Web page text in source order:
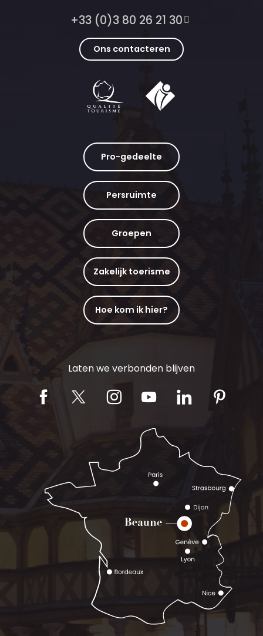
+33 (0)3 80 26 21 30
Ons contacteren
Pro-gedeelte
Persruimte
Groepen
Zakelijk toerisme
Hoe kom ik hier?
Laten we verbonden blijven